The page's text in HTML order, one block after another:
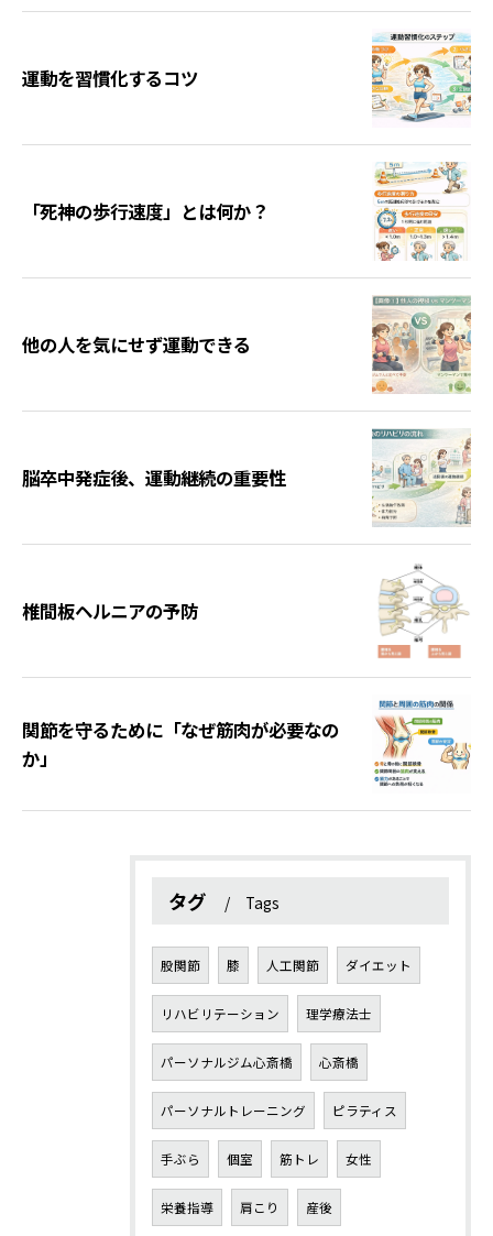
運動を習慣化するコツ
「死神の歩行速度」とは何か？
他の人を気にせず運動できる
脳卒中発症後、運動継続の重要性
椎間板ヘルニアの予防
関節を守るために「なぜ筋肉が必要なの
か」
タグ Tags
股関節 膝 人工関節 ダイエット
リハビリテーション 理学療法士
パーソナルジム心斎橋 心斎橋
パーソナルトレーニング ピラティス
手ぶら 個室 筋トレ 女性
栄養指導 肩こり 産後